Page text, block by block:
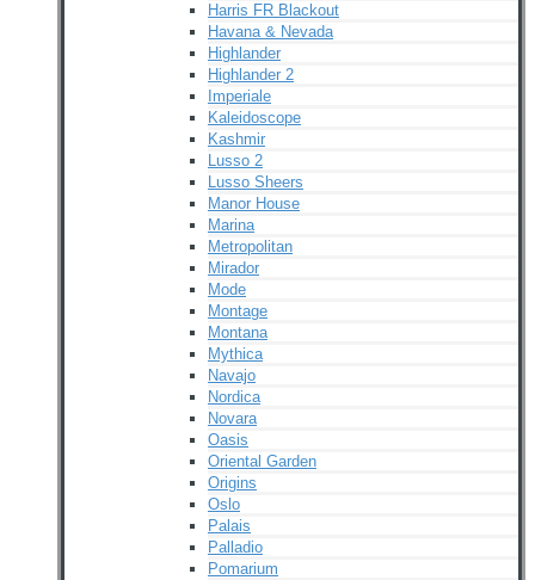
Harris FR Blackout
Havana & Nevada
Highlander
Highlander 2
Imperiale
Kaleidoscope
Kashmir
Lusso 2
Lusso Sheers
Manor House
Marina
Metropolitan
Mirador
Mode
Montage
Montana
Mythica
Navajo
Nordica
Novara
Oasis
Oriental Garden
Origins
Oslo
Palais
Palladio
Pomarium